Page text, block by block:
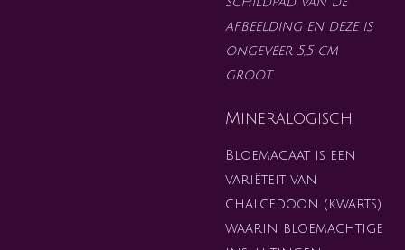
afbeelding en deze is
ongeveer 5,5 cm
groot.
Mineralogisch
Bloemagaat is een
variëteit van
chalcedoon (kwarts)
waarin bloemachtige